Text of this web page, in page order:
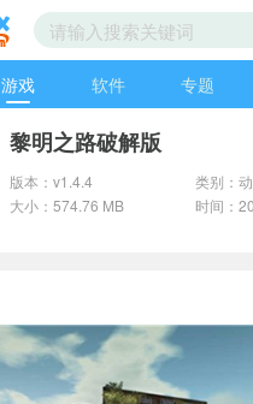
游戏 软件 专题
黎明之路破解版
版本：v1.4.4
类别：
大小：574.76 MB
时间：